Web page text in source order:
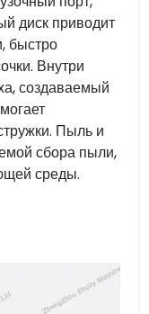
диск приводит
быстро
Внутри
создаваемый
Пыль и
сбора пыли,
среды.